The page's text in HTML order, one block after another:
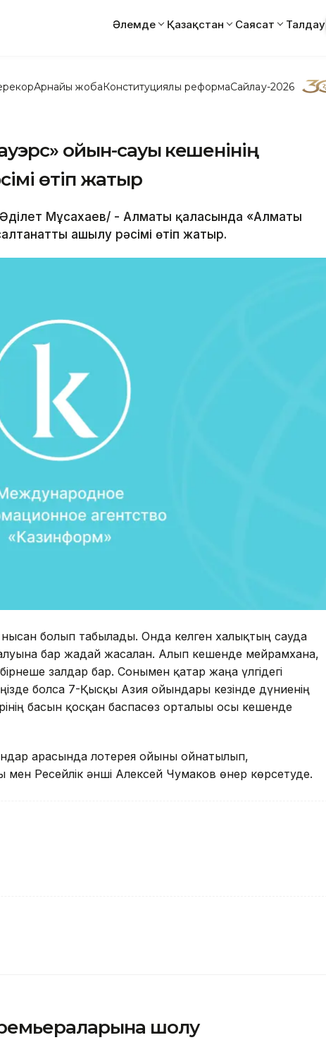
Әлемде Қазақстан Саясат Талдау
Арнайы жобаКонституциялық реформаСайлау-2026
ойын-сауық кешенінің
өтіп жатыр
Мұсахаев/ - Алматы қаласында «Алматы
ашылу рәсімі өтіп жатыр.
болып табылады. Онда келген халықтың сауда
бар жағдай жасалған. Алып кешенде мейрамхана,
залдар бар. Сонымен қатар жаңа үлгідегі
болса 7-Қысқы Азия ойындары кезінде дүниенің
басын қосқан баспасөз орталығы осы кешенде
арасында лотерея ойыны ойнатылып,
Ресейлік әнші Алексей Чумаков өнер көрсетуде.
шолу